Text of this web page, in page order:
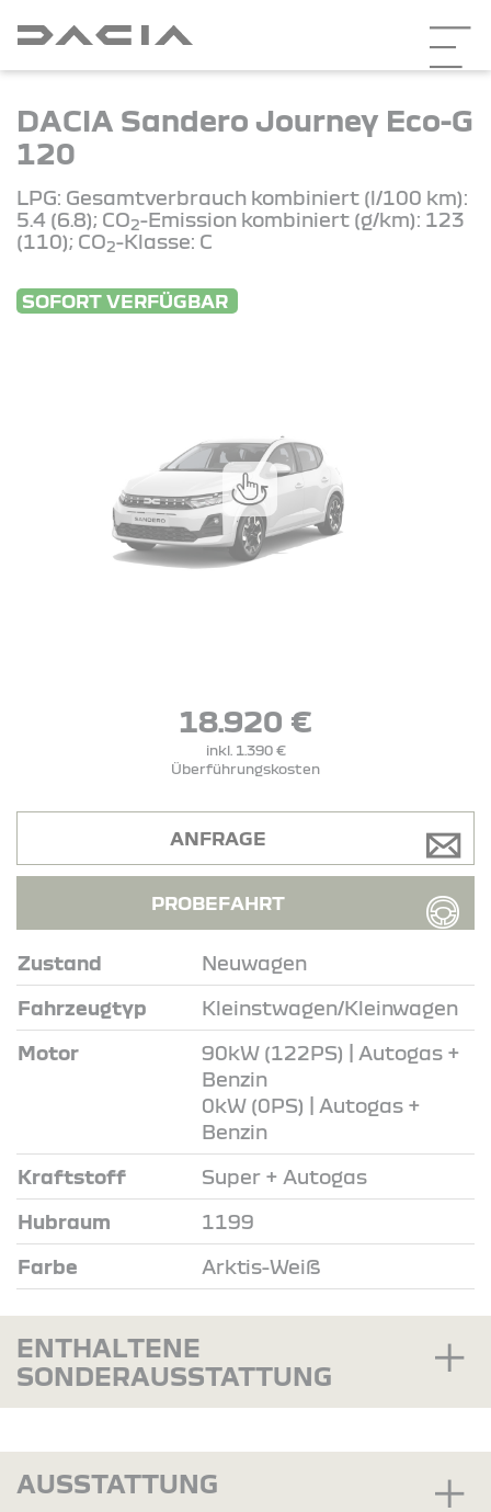
DACIA Sandero Journey Eco-G
120
LPG: Gesamtverbrauch kombiniert (l/100 km):
5.4 (6.8); CO2-Emission kombiniert (g/km): 123
(110); CO2-Klasse: C
SOFORT VERFÜGBAR
18.920 €
inkl. 1.390 €
Überführungskosten
Zustand Neuwagen
Fahrzeugtyp Kleinstwagen/Kleinwagen
Motor
90kW (122PS) | Autogas +
Benzin
0kW (0PS) | Autogas +
Benzin
Kraftstoff Super + Autogas
Hubraum 1199
Farbe Arktis-Weiß
ANFRAGE
PROBEFAHRT
ENTHALTENE
SONDERAUSSTATTUNG
AUSSTATTUNG